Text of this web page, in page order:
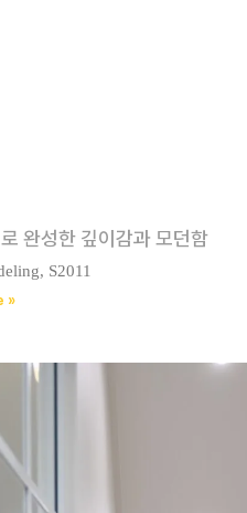
완성한 깊이감과 모던함
S2011
»